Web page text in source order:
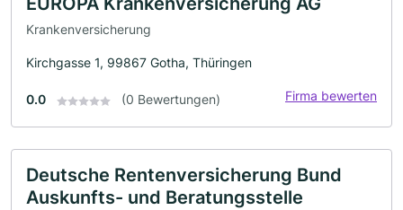
Krankenversicherung
Kirchgasse 1, 99867 Gotha, Thüringen
0.0 (0 Bewertungen) Firma bewerten
Deutsche Rentenversicherung Bund
Auskunfts- und Beratungsstelle